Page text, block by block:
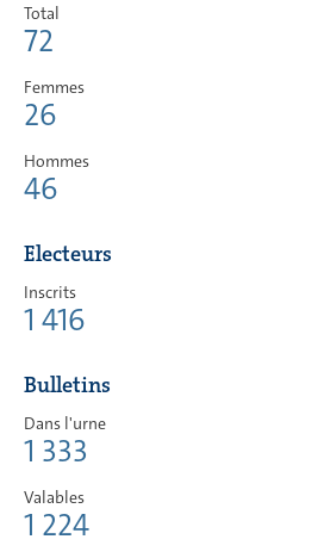
Total
72
Femmes
26
Hommes
46
Electeurs
Inscrits
1 416
Bulletins
Dans l'urne
1 333
Valables
1 224